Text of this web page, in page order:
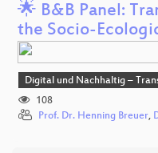
🌟 B&B Panel:
the Socio-
Digital und Nachhaltig –
108
Prof. Dr. Henning Breuer,